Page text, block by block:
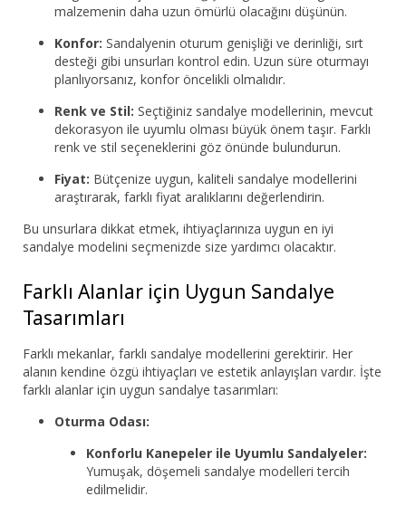
malzemenin daha uzun ömürlü olacağını düşünün.
Konfor: Sandalyenin oturum genişliği ve derinliği, sırt
desteği gibi unsurları kontrol edin. Uzun süre oturmayı
planlıyorsanız, konfor öncelikli olmalıdır.
Renk ve Stil: Seçtiğiniz sandalye modellerinin, mevcut
dekorasyon ile uyumlu olması büyük önem taşır. Farklı
renk ve stil seçeneklerini göz önünde bulundurun.
Fiyat: Bütçenize uygun, kaliteli sandalye modellerini
araştırarak, farklı fiyat aralıklarını değerlendirin.
Bu unsurlara dikkat etmek, ihtiyaçlarınıza uygun en iyi
sandalye modelini seçmenizde size yardımcı olacaktır.
Farklı Alanlar için Uygun Sandalye
Tasarımları
Farklı mekanlar, farklı sandalye modellerini gerektirir. Her
alanın kendine özgü ihtiyaçları ve estetik anlayışları vardır. İşte
farklı alanlar için uygun sandalye tasarımları:
Oturma Odası:
Konforlu Kanepeler ile Uyumlu Sandalyeler:
Yumuşak, döşemeli sandalye modelleri tercih
edilmelidir.